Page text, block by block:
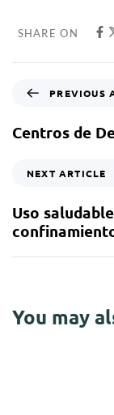
SHARE ON
PREVIOUS
Centros de
NEXT ARTICLE
Uso
You may